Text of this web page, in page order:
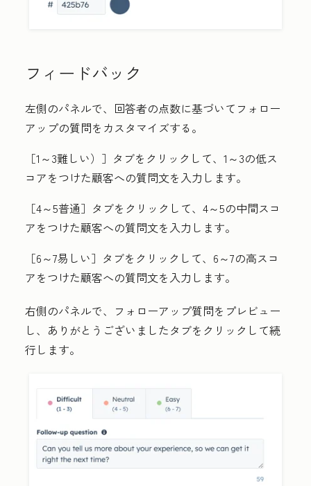
フィードバック
左側のパネルで、回答者の点数に基づいてフォロー
アップの質問をカスタマイズする。
［1～3難しい）］ タブをクリックして、1～3の低ス
コアをつけた顧客への質問文を入力します。
［4～5普通］ タブをクリックして、4～5の中間スコ
アをつけた顧客への質問文を入力します。
［6～7易しい］ タブをクリックして、6～7の高スコ
アをつけた顧客への質問文を入力します。
右側のパネルで、フォローアップ質問をプレビュー
し、 ありがとうございましたタブをクリックして続
行します。